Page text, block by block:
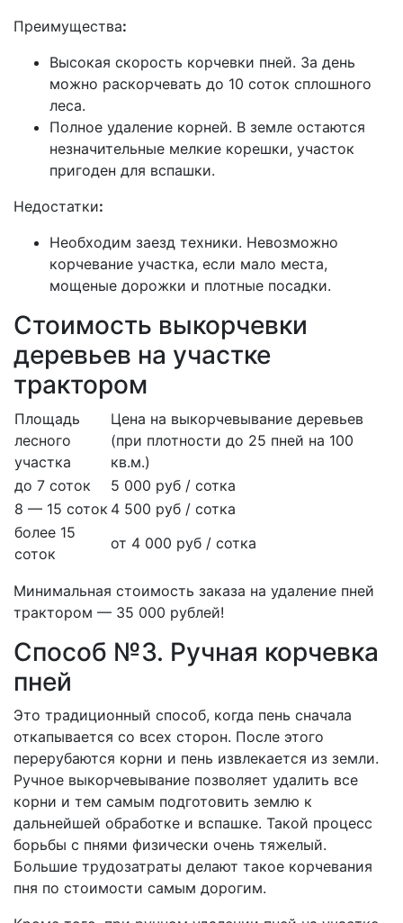
Преимущества:
Высокая скорость корчевки пней. За день
можно раскорчевать до 10 соток сплошного
леса.
Полное удаление корней. В земле остаются
незначительные мелкие корешки, участок
пригоден для вспашки.
Недостатки:
Необходим заезд техники. Невозможно
корчевание участка, если мало места,
мощеные дорожки и плотные посадки.
Стоимость выкорчевки
деревьев на участке
трактором
Площадь
лесного
участка
Цена на выкорчевывание деревьев
(при плотности до 25 пней на 100
кв.м.)
до 7 соток
5 000 руб / сотка
8 — 15 соток 4 500 руб / сотка
более 15
соток
от 4 000 руб / сотка
Минимальная стоимость заказа на удаление пней
трактором — 35 000 рублей!
Способ №3. Ручная корчевка
пней
Это традиционный способ, когда пень сначала
откапывается со всех сторон. После этого
перерубаются корни и пень извлекается из земли.
Ручное выкорчевывание позволяет удалить все
корни и тем самым подготовить землю к
дальнейшей обработке и вспашке. Такой процесс
борьбы с пнями физически очень тяжелый.
Большие трудозатраты делают такое корчевания
пня по стоимости самым дорогим.